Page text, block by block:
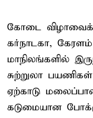
கோடை
கர்நாடகா,
மாநிலங்களில்
சுற்றுலா
ஏற்காடு
கடுமையான